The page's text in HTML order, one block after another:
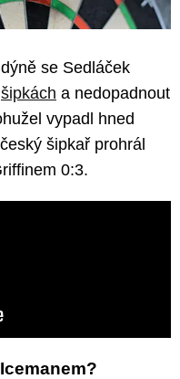
se Sedláček
šipkách a nedopadnout
vypadl hned
šipkař prohrál
0:3.